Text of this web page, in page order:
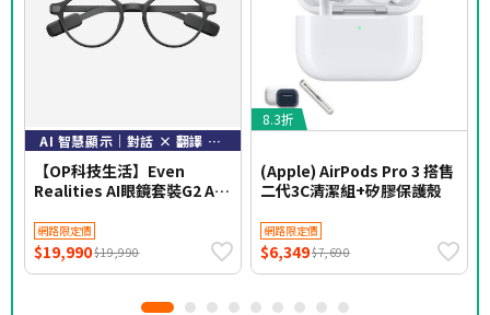
AI 智慧顯示｜對話 × 翻譯 × 導航
【OP科技生活】Even
Realities AI眼鏡套裝G2 A圓
網路限定價
$19,990$19,990
8.3折
(Apple) AirPods Pro 3 搭售
二代3C清潔組+矽膠保護殼
網路限定價
$6,349$7,690